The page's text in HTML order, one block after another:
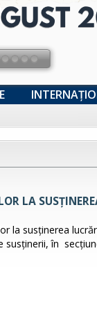
LA
la susținerea
susținerii, în